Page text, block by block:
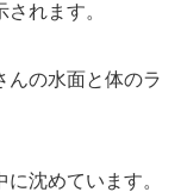
れます。
んの水面と体のラ
沈めています。